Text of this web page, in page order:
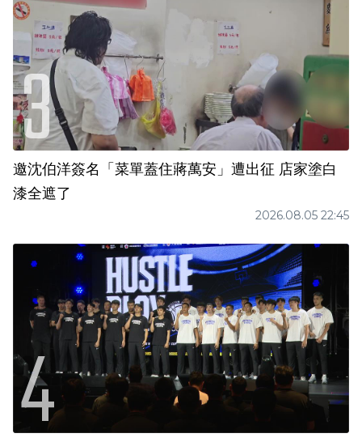
邀沈伯洋簽名「菜單蓋住蔣萬安」遭出征 店家塗白
漆全遮了
2026.08.05 22:45